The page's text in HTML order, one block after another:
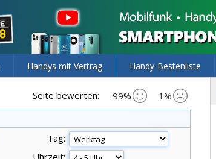
Handys mit Vertrag Handy-Bestenliste
Seite bewerten: 99% 1%
Tag:
Uhrzeit: